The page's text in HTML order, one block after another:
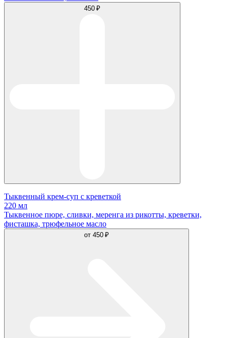
450 ₽
Тыквенный крем-суп с креветкой
220 мл
Тыквенное пюре, сливки, меренга из рикотты, креветки,
фисташка, трюфельное масло
от 450 ₽